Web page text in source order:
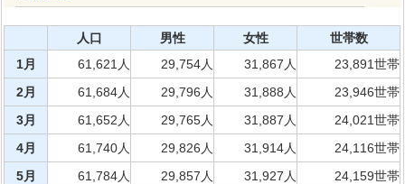
人口 男性 女性
世帯数
1月
61,621人 29,754人 31,867人
23,891世帯
2月
61,684人 29,796人 31,888人
23,946世帯
3月
61,652人 29,765人 31,887人
24,021世帯
4月
61,740人 29,826人 31,914人
24,116世帯
5月
61,784人 29,857人 31,927人
24,159世帯